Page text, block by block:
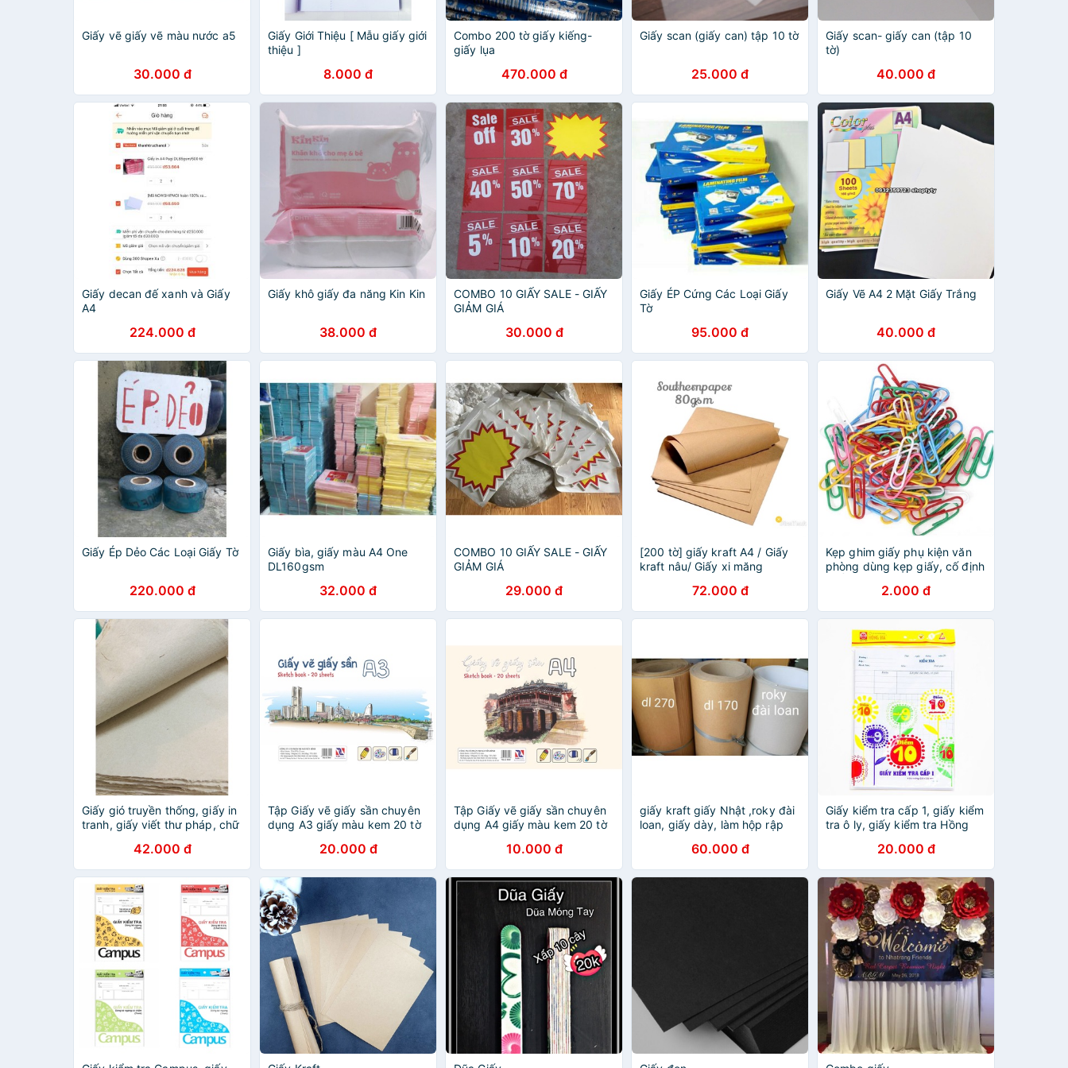
Giấy vẽ giấy vẽ màu nước a5
30.000 đ
Giấy Giới Thiệu [ Mẫu giấy giới
thiệu ]
8.000 đ
Combo 200 tờ giấy kiếng-
giấy lụa
470.000 đ
Giấy scan (giấy can) tập 10 tờ
25.000 đ
Giấy scan- giấy can (tập 10
tờ)
40.000 đ
Giấy decan đế xanh và Giấy
A4
224.000 đ
Giấy khô giấy đa năng Kin Kin
38.000 đ
COMBO 10 GIẤY SALE - GIẤY
GIẢM GIÁ
30.000 đ
Giấy ÉP Cứng Các Loại Giấy
Tờ
95.000 đ
Giấy Vẽ A4 2 Mặt Giấy Trắng
40.000 đ
Giấy Ép Dẻo Các Loại Giấy Tờ
220.000 đ
Giấy bìa, giấy màu A4 One
DL160gsm
32.000 đ
COMBO 10 GIẤY SALE - GIẤY
GIẢM GIÁ
29.000 đ
[200 tờ] giấy kraft A4 / Giấy
kraft nâu/ Giấy xi măng
72.000 đ
Kẹp ghim giấy phụ kiện văn
phòng dùng kẹp giấy, cố định
2.000 đ
Giấy gió truyền thống, giấy in
tranh, giấy viết thư pháp, chữ
42.000 đ
Tập Giấy vẽ giấy sần chuyên
dụng A3 giấy màu kem 20 tờ
20.000 đ
Tập Giấy vẽ giấy sần chuyên
dụng A4 giấy màu kem 20 tờ
10.000 đ
giấy kraft giấy Nhật ,roky đài
loan, giấy dày, làm hộp rập
60.000 đ
Giấy kiểm tra cấp 1, giấy kiểm
tra ô ly, giấy kiểm tra Hồng
20.000 đ